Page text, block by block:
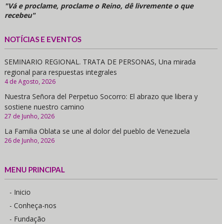
"Vá e proclame, proclame o Reino, dê livremente o que
recebeu"
NOTÍCIAS E EVENTOS
SEMINARIO REGIONAL. TRATA DE PERSONAS, Una mirada
regional para respuestas integrales
4 de Agosto, 2026
Nuestra Señora del Perpetuo Socorro: El abrazo que libera y
sostiene nuestro camino
27 de Junho, 2026
La Familia Oblata se une al dolor del pueblo de Venezuela
26 de Junho, 2026
MENU PRINCIPAL
- Inicio
- Conheça-nos
- Fundação